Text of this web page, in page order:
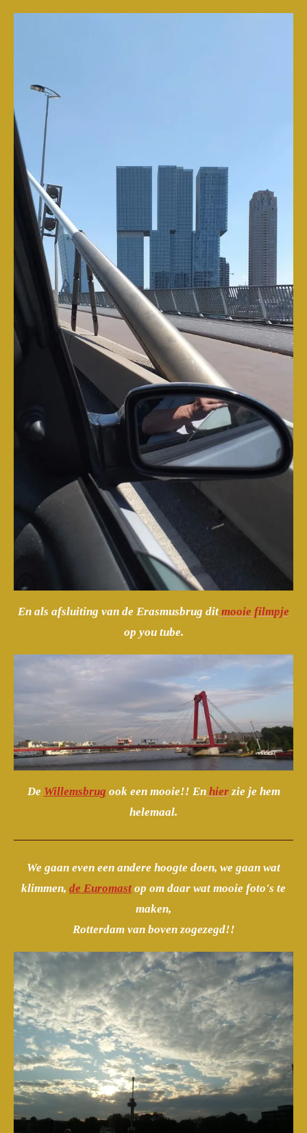
En als afsluiting van de Erasmusbrug dit mooie filmpje
op you tube.
De Willemsbrug ook een mooie!! En hierzie je hem
helemaal.
We gaan even een andere hoogte doen, we gaan wat
klimmen, de Euromast op om daar wat mooie foto's te
maken,
Rotterdam van boven zogezegd!!